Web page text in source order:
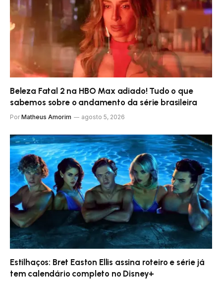
Beleza Fatal 2 na HBO Max adiado! Tudo o que
sabemos sobre o andamento da série brasileira
Por Matheus Amorim agosto 5, 2026
Estilhaços: Bret Easton Ellis assina roteiro e série já
tem calendário completo no Disney+